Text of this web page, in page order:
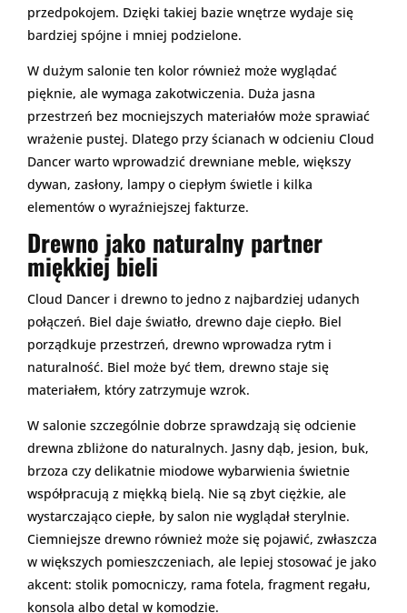
przedpokojem. Dzięki takiej bazie wnętrze wydaje się
bardziej spójne i mniej podzielone.
W dużym salonie ten kolor również może wyglądać
pięknie, ale wymaga zakotwiczenia. Duża jasna
przestrzeń bez mocniejszych materiałów może sprawiać
wrażenie pustej. Dlatego przy ścianach w odcieniu Cloud
Dancer warto wprowadzić drewniane meble, większy
dywan, zasłony, lampy o ciepłym świetle i kilka
elementów o wyraźniejszej fakturze.
Drewno jako naturalny partner
miękkiej bieli
Cloud Dancer i drewno to jedno z najbardziej udanych
połączeń. Biel daje światło, drewno daje ciepło. Biel
porządkuje przestrzeń, drewno wprowadza rytm i
naturalność. Biel może być tłem, drewno staje się
materiałem, który zatrzymuje wzrok.
W salonie szczególnie dobrze sprawdzają się odcienie
drewna zbliżone do naturalnych. Jasny dąb, jesion, buk,
brzoza czy delikatnie miodowe wybarwienia świetnie
współpracują z miękką bielą. Nie są zbyt ciężkie, ale
wystarczająco ciepłe, by salon nie wyglądał sterylnie.
Ciemniejsze drewno również może się pojawić, zwłaszcza
w większych pomieszczeniach, ale lepiej stosować je jako
akcent: stolik pomocniczy, rama fotela, fragment regału,
konsola albo detal w komodzie.